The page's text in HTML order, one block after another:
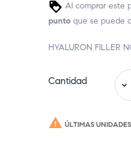
Al comprar este
punto que se puede
HYALURON FILLER
Cantidad
 ÚLTIMAS